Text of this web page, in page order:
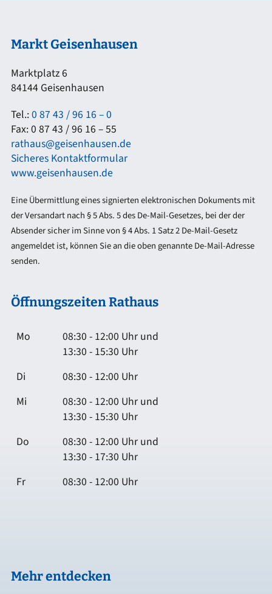
Markt Geisenhausen
Marktplatz 6
84144 Geisenhausen
Tel.:0 87 43 / 96 16 – 0
Fax: 0 87 43 / 96 16 – 55
rathaus@geisenhausen.de
Sicheres Kontaktformular
www.geisenhausen.de
Eine Übermittlung eines signierten elektronischen Dokuments mit
der Versandart nach § 5 Abs. 5 des De-Mail-Gesetzes, bei der der
Absender sicher im Sinne von § 4 Abs. 1 Satz 2 De-Mail-Gesetz
angemeldet ist, können Sie an die oben genannte De-Mail-Adresse
senden.
Öffnungszeiten Rathaus
Mo
08:30 - 12:00 Uhr und
13:30 - 15:30 Uhr
Di
08:30 - 12:00 Uhr
Mi
08:30 - 12:00 Uhr und
13:30 - 15:30 Uhr
Do
08:30 - 12:00 Uhr und
13:30 - 17:30 Uhr
Fr
08:30 - 12:00 Uhr
Mehr entdecken